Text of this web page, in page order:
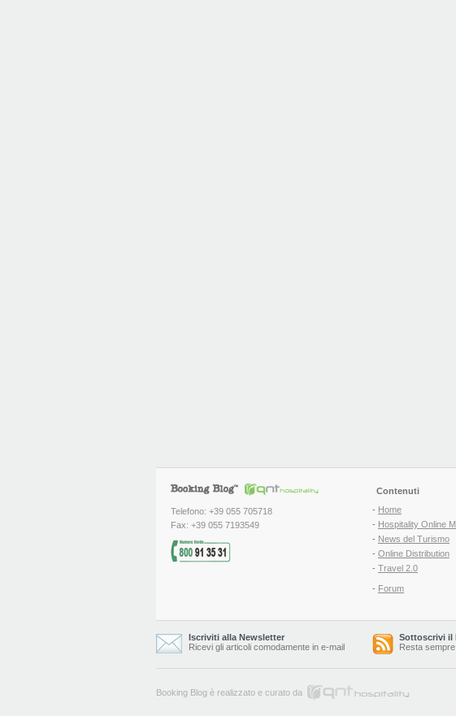
Telefono: +39 055 705718
Fax: +39 055 7193549
Contenuti
- Home
- Hospitality Online
- News del Turismo
- Online Distribution
- Travel 2.0
- Forum
Iscriviti alla Newsletter
Ricevi gli articoli comodamente in e-mail
Sottoscrivi il
Resta
Booking Blog è realizzato e curato da